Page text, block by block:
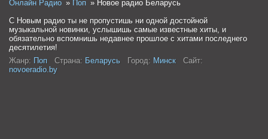
Онлайн Радио Поп
Новое радио Беларусь
С Новым радио ты не пропустишь ни одной достойной
музыкальной новинки, услышишь самые известные хиты, и
обязательно вспомнишь недавнее прошлое с хитами последнего
десятилетия!
Жанр: Поп Страна: Беларусь Город: Минск
Сайт:
novoeradio.by